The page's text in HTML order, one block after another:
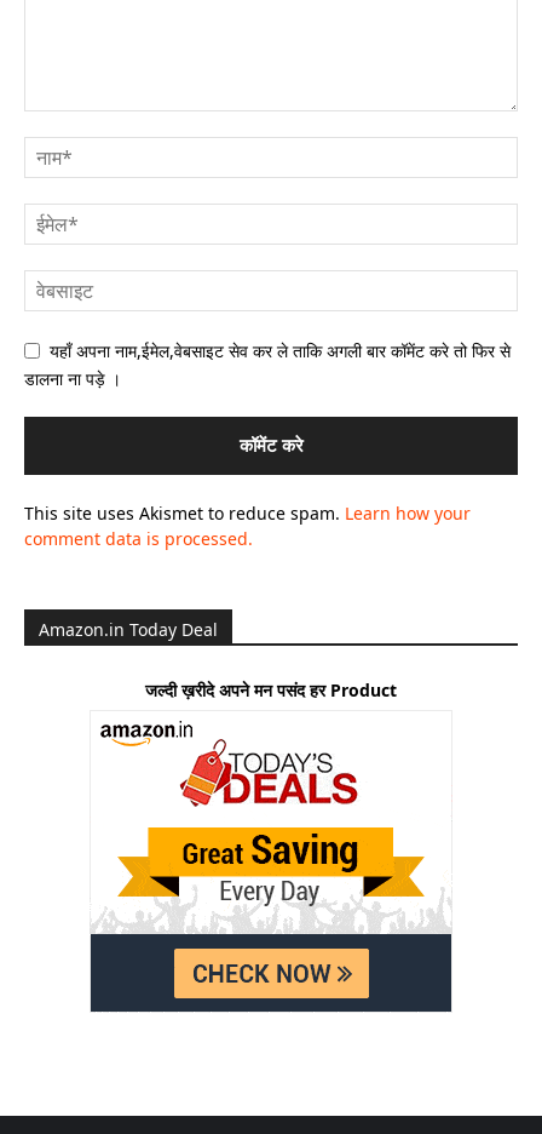
यहाँ अपना नाम,ईमेल,वेबसाइट सेव कर ले ताकि अगली बार कॉमेंट करे तो फिर से
डालना ना पड़े ।
This site uses Akismet to reduce spam. Learn how your
comment data is processed.
Amazon.in Today Deal
जल्दी ख़रीदे अपने मन पसंद हर Product